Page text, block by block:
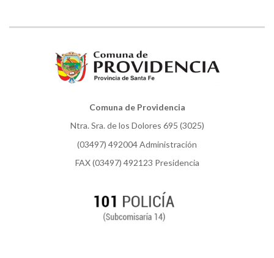
Comuna de Providencia
Ntra. Sra. de los Dolores 695 (3025)
(03497) 492004 Administración
FAX (03497) 492123 Presidencia